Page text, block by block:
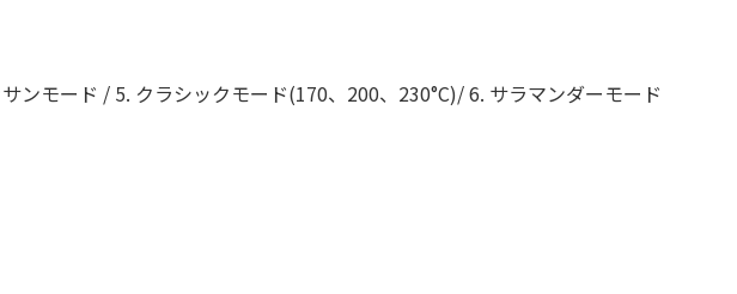
モード / 5. クラシックモード(170、200、230°C)/ 6. サラマンダーモード